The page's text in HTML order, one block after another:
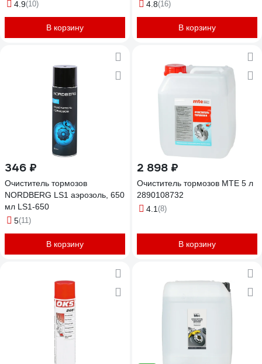
4.9(10)
В корзину
4.8(16)
В корзину
346 ₽
Очиститель тормозов
NORDBERG LS1 аэрозоль, 650
мл LS1-650
5(11)
В корзину
2 898 ₽
Очиститель тормозов MTE 5 л
2890108732
4.1 (8)
В корзину